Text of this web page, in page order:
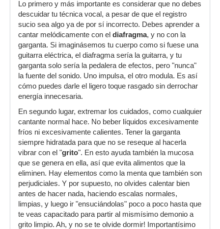
Lo primero y más importante es considerar que no debes
descuidar tu técnica vocal, a pesar de que el registro
sucio sea algo ya de por sí incorrecto. Debes aprender a
cantar melódicamente con el diafragma, y no con la
garganta. Si imaginásemos tu cuerpo como si fuese una
guitarra eléctrica, el diafragma sería la guitarra, y tu
garganta solo sería la pedalera de efectos, pero "nunca"
la fuente del sonido. Uno impulsa, el otro modula. Es así
cómo puedes darle el ligero toque rasgado sin derrochar
energía innecesaria.
En segundo lugar, extremar los cuidados, como cualquier
cantante normal hace. No beber líquidos excesivamente
fríos ni excesivamente calientes. Tener la garganta
siempre hidratada para que no se reseque al hacerla
vibrar con el "grito". En esto ayuda también la mucosa
que se genera en ella, así que evita alimentos que la
eliminen. Hay elementos como la menta que también son
perjudiciales. Y por supuesto, no olvides calentar bien
antes de hacer nada, haciendo escalas normales,
limpias, y luego ir "ensuciándolas" poco a poco hasta que
te veas capacitado para partir al mismísimo demonio a
grito limpio. Ah, y no se te olvide dormir! Importantísimo